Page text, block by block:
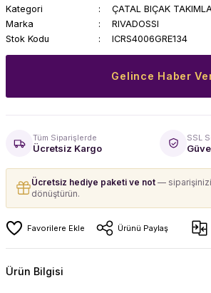
Kategori
ÇATAL BIÇAK
Marka
RIVADOSSI
Stok Kodu
ICRS4006GRE134
Gelince Haber
Tüm Siparişlerde
Ücretsiz Kargo
SSL
Ücretsiz hediye paketi ve not —
dönüştürün.
Ürünü Paylaş
Ürün Bilgisi